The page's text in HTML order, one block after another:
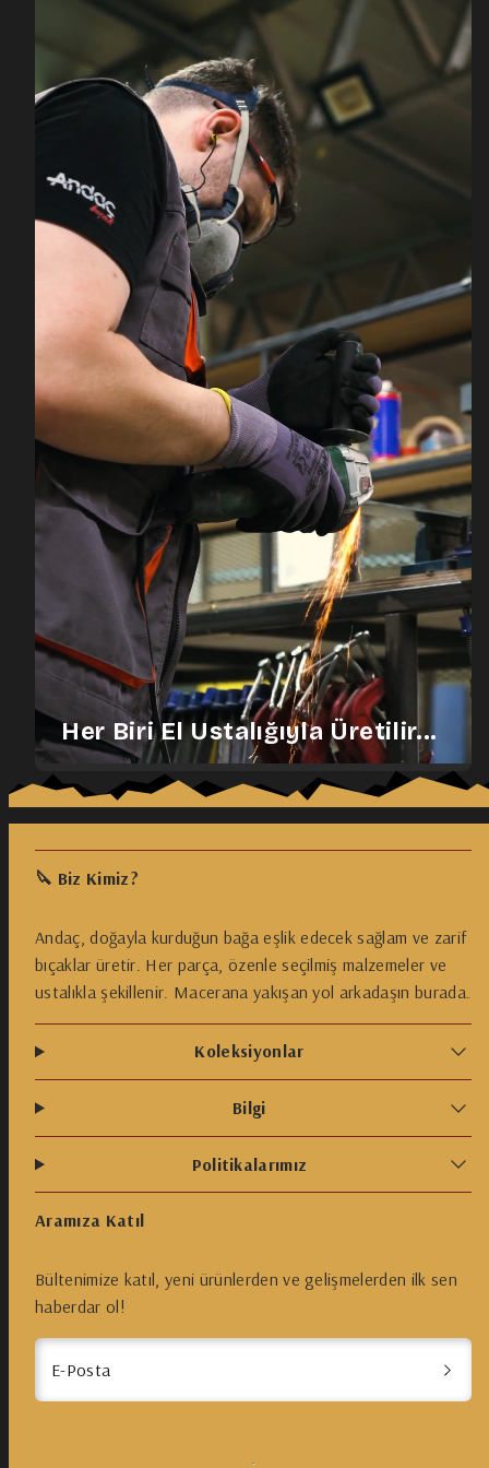
Her Biri El Ustalığıyla Üretilir...
🔪 Biz Kimiz?
Andaç, doğayla kurduğun bağa eşlik edecek sağlam ve zarif
bıçaklar üretir. Her parça, özenle seçilmiş malzemeler ve
ustalıkla şekillenir. Macerana yakışan yol arkadaşın burada.
Koleksiyonlar
Bilgi
Politikalarımız
Aramıza Katıl
Bültenimize katıl, yeni ürünlerden ve gelişmelerden ilk sen
haberdar ol!
E-Posta
HEDİYENİ KAP!
Hediyesiz devam et...